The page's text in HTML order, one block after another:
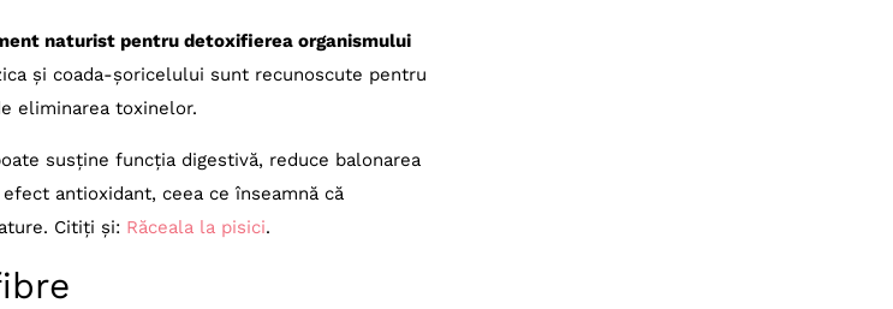
naturist pentru detoxifierea organismului
și coada-șoricelului sunt recunoscute pentru
eliminarea toxinelor.
susține funcția digestivă, reduce balonarea
antioxidant, ceea ce înseamnă că
Citiți și: Răceala la pisici.